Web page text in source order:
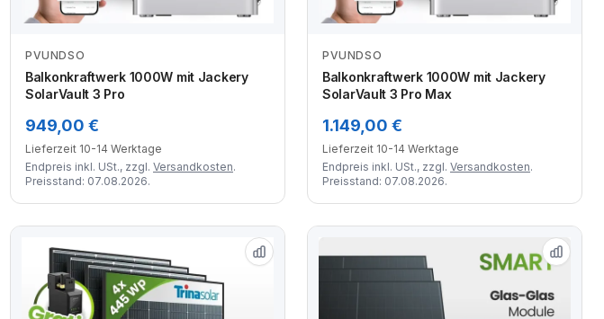
PVUNDSO
Balkonkraftwerk 1000W mit Jackery
SolarVault 3 Pro
949,00 €
Lieferzeit 10-14 Werktage
Endpreis inkl. USt., zzgl. Versandkosten.
Preisstand: 07.08.2026.
PVUNDSO
Balkonkraftwerk 1000W mit Jackery
SolarVault 3 Pro Max
1.149,00 €
Lieferzeit 10-14 Werktage
Endpreis inkl. USt., zzgl. Versandkosten.
Preisstand: 07.08.2026.